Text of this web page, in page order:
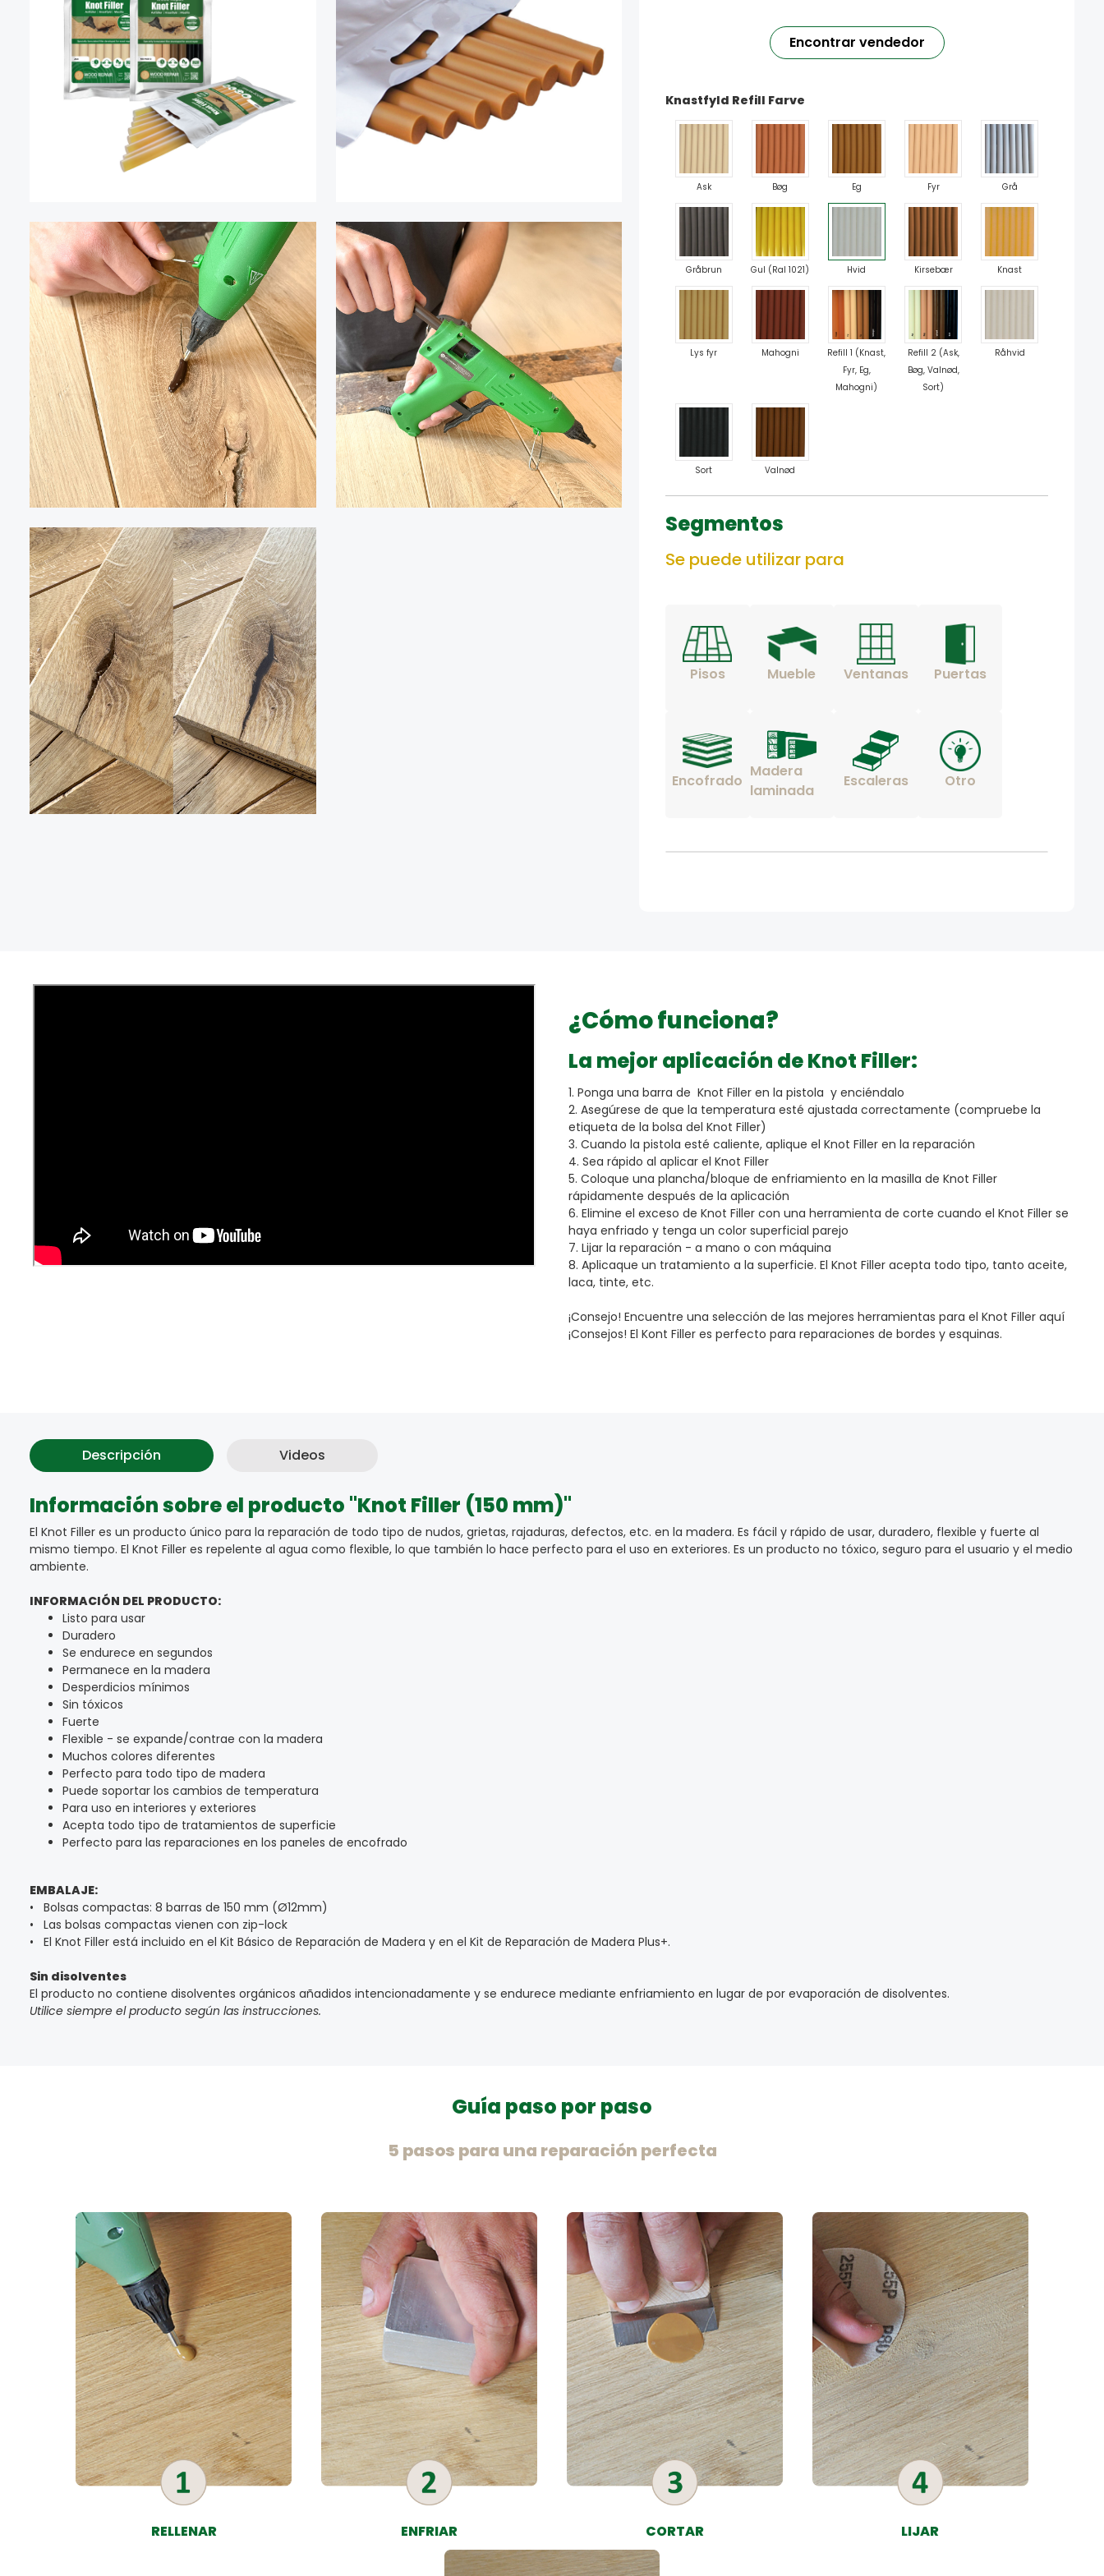
Encontrar vendedor
Knastfyld Refill Farve
Ask Bøg Eg Fyr Grå
Gråbrun Gul (Ral 1021) Hvid Kirsebær Knast
Lys fyr Mahogni
Refill 1 (Knast,
Fyr, Eg,
Mahogni)
Refill 2 (Ask,
Bøg, Valnød,
Sort)
Råhvid
Sort Valnød
Segmentos
Se puede utilizar para
Pisos Mueble Ventanas Puertas
Encofrado
Madera
laminada
Escaleras Otro
¿Cómo funciona?
La mejor aplicación de Knot Filler:
1. Ponga una barra de Knot Filler en la pistola y enciéndalo
2. Asegúrese de que la temperatura esté ajustada correctamente (compruebe la
etiqueta de la bolsa del Knot Filler)
3. Cuando la pistola esté caliente, aplique el Knot Filler en la reparación
4. Sea rápido al aplicar el Knot Filler
5. Coloque una plancha/bloque de enfriamiento en la masilla de Knot Filler
rápidamente después de la aplicación
6. Elimine el exceso de Knot Filler con una herramienta de corte cuando el Knot Filler se
haya enfriado y tenga un color superficial parejo
7. Lijar la reparación - a mano o con máquina
8. Aplicaque un tratamiento a la superficie. El Knot Filler acepta todo tipo, tanto aceite,
laca, tinte, etc.
¡Consejo! Encuentre una selección de las mejores herramientas para el Knot Filler aquí
¡Consejos! El Kont Filler es perfecto para reparaciones de bordes y esquinas.
Descripción Videos
Información sobre el producto "Knot Filler (150 mm)"
El Knot Filler es un producto único para la reparación de todo tipo de nudos, grietas, rajaduras, defectos, etc. en la madera. Es fácil y rápido de usar, duradero, flexible y fuerte al
mismo tiempo. El Knot Filler es repelente al agua como flexible, lo que también lo hace perfecto para el uso en exteriores. Es un producto no tóxico, seguro para el usuario y el medio
ambiente.
INFORMACIÓN DEL PRODUCTO:
Listo para usar
Duradero
Se endurece en segundos
Permanece en la madera
Desperdicios mínimos
Sin tóxicos
Fuerte
Flexible - se expande/contrae con la madera
Muchos colores diferentes
Perfecto para todo tipo de madera
Puede soportar los cambios de temperatura
Para uso en interiores y exteriores
Acepta todo tipo de tratamientos de superficie
Perfecto para las reparaciones en los paneles de encofrado
EMBALAJE:
• Bolsas compactas: 8 barras de 150 mm (Ø12mm)
• Las bolsas compactas vienen con zip-lock
• El Knot Filler está incluido en el Kit Básico de Reparación de Madera y en el Kit de Reparación de Madera Plus+.
Sin disolventes
El producto no contiene disolventes orgánicos añadidos intencionadamente y se endurece mediante enfriamiento en lugar de por evaporación de disolventes.
Utilice siempre el producto según las instrucciones.
Guía paso por paso
5 pasos para una reparación perfecta
RELLENAR ENFRIAR CORTAR LIJAR